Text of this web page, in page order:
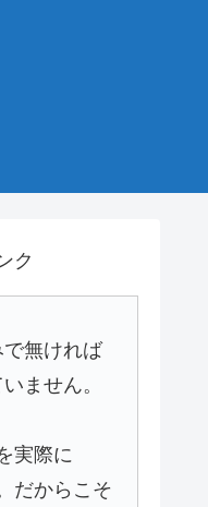
ク
無ければ
ません。
実際に
だからこそ